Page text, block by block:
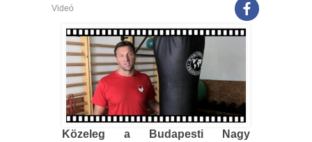
Videó
Közeleg a Budapesti Nagy